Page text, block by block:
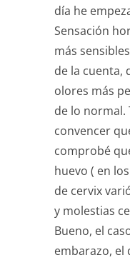
día he
Sensación
más
de la cuenta,
olores más
de lo normal.
convencer
comprobé
huevo ( en
de cervix
y molestias
Bueno, el
embarazo, el